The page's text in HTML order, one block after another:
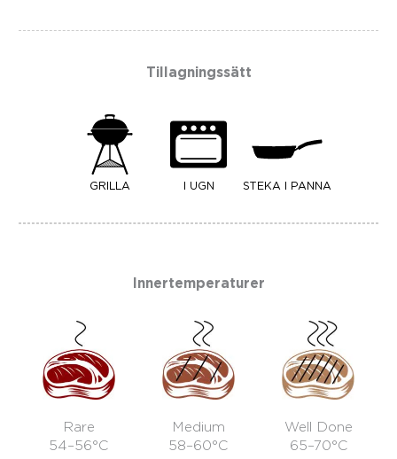
Tillagningssätt
GRILLA I UGN STEKA I PANNA
Innertemperaturer
Rare
54–56°C
Medium
58–60°C
Well Done
65–70°C